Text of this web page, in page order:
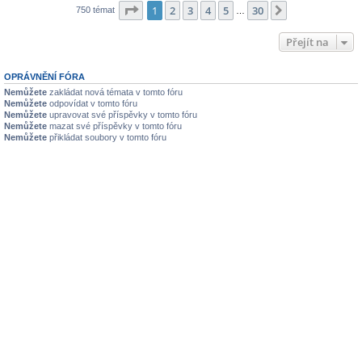
750 témat Stránka z 30
1 2 3 4 5 30
Přejít na
OPRÁVNĚNÍ FÓRA
Nemůžete zakládat nová témata v tomto fóru
Nemůžete odpovídat v tomto fóru
Nemůžete upravovat své příspěvky v tomto fóru
Nemůžete mazat své příspěvky v tomto fóru
Nemůžete přikládat soubory v tomto fóru